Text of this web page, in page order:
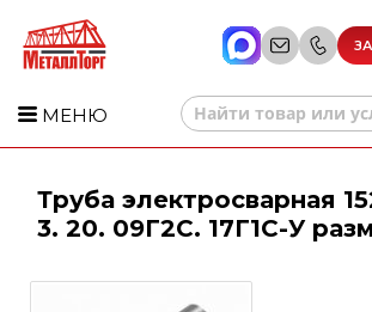
МЕНЮ
Труба электросварная
3. 20. 09Г2С. 17Г1С-У